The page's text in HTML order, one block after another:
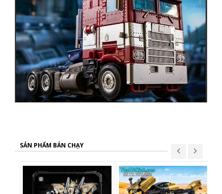
SẢN PHẨM BÁN CHẠY